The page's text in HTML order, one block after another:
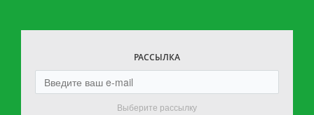
РАССЫЛКА
Выберите рассылку